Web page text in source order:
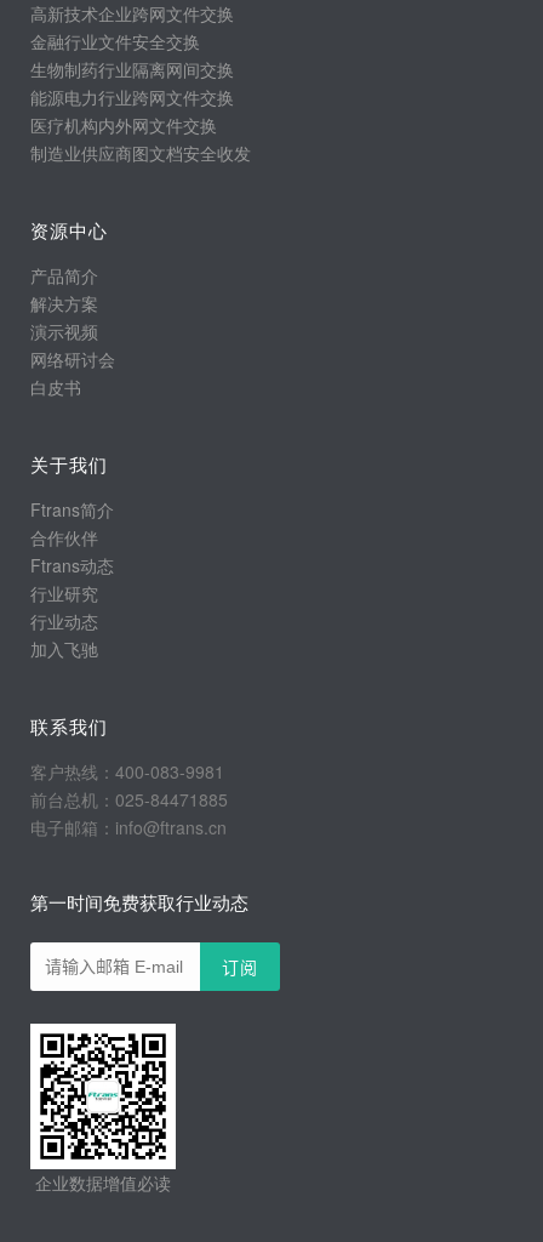
高新技术企业跨网文件交换
金融行业文件安全交换
生物制药行业隔离网间交换
能源电力行业跨网文件交换
医疗机构内外网文件交换
制造业供应商图文档安全收发
资源中心
产品简介
解决方案
演示视频
网络研讨会
白皮书
关于我们
Ftrans简介
合作伙伴
Ftrans动态
行业研究
行业动态
加入飞驰
联系我们
客户热线：400-083-9981
前台总机：025-84471885
电子邮箱：info@ftrans.cn
第一时间免费获取行业动态
企业数据增值必读